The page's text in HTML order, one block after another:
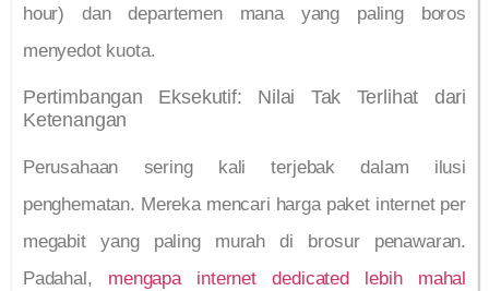
hour) dan departemen mana yang paling boros
menyedot kuota.
Pertimbangan Eksekutif: Nilai Tak Terlihat dari
Ketenangan
Perusahaan sering kali terjebak dalam ilusi
penghematan. Mereka mencari harga paket internet per
megabit yang paling murah di brosur penawaran.
Padahal, mengapa internet dedicated lebih mahal